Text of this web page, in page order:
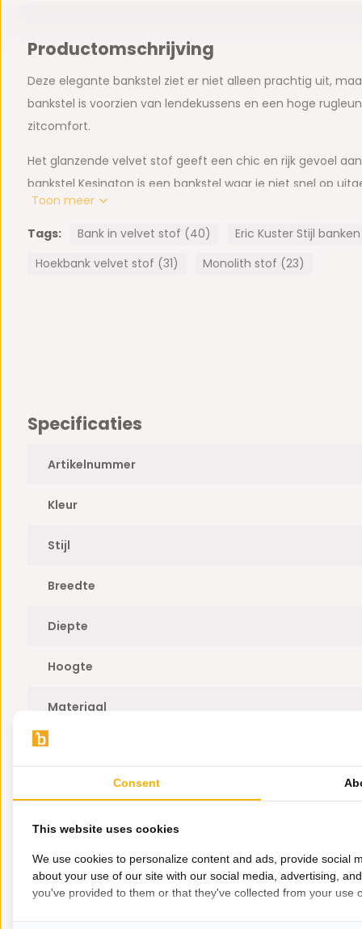
Productomschrijving
Deze elegante bankstel ziet er niet alleen prachtig uit,
bankstel is voorzien van lendekussens en een hoge
zitcomfort.
Het glanzende velvet stof geeft een chic en rijk gevoel
bankstel Kesington is een bankstel waar je niet snel op
- zithoogte: 44 cm
De banken van Bazaaronline zijn van hoge kwaliteit.
volgens deCentrale Branche Vereniging
. Mocht jouw
lossen.
Dit bankstel wordt standaard uitgevoerd inclusief de
Kom je er toch niet helemaal uit?
Dan staan onze vriendelijke specialisten van Bazaaronline
adviseren en te informeren over de mogelijkheden. Neem
klantenservice
en we helpen je graag op weg. Dat zit,
Toon meer
Tags: Bank in velvet stof (40)
Eric Kuster Stijl
Hoekbank velvet stof (31)
Monolith stof (23)
Specificaties
Artikelnummer
Kleur
Stijl
Breedte
Diepte
Hoogte
Materiaal
Zitdiepte
Garantie
Onderhoud tips?
Consent
This website uses cookies
We use cookies to personalize content and ads, provide social
about your use of our site with our social media, advertising,
you've provided to them or that they've collected from your use